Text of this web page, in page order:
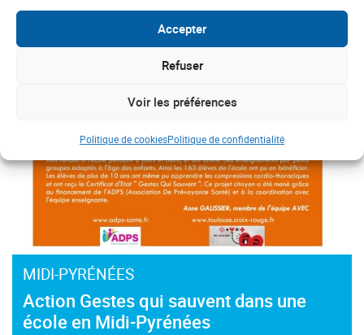
Accepter
Refuser
Voir les préférences
Politique de cookiesPolitique de confidentialité
MIDI-PYRÉNÉES
Action Gestes qui sauvent dans une
école en Midi-Pyrénées